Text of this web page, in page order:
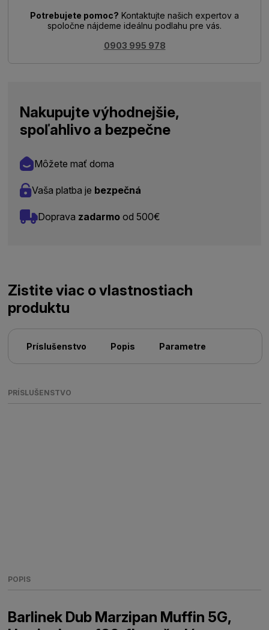
Potrebujete pomoc? Kontaktujte našich expertov a
spoločne nájdeme ideálnu podlahu pre vás.
0903 995 978
Nakupujte výhodnejšie,
spoľahlivo a bezpečne
Môžete mať doma
Vaša platba je bezpečná
Doprava zadarmo od 500€
Zistite viac o vlastnostiach
produktu
Príslušenstvo Popis Parametre
PRÍSLUŠENSTVO
POPIS
Barlinek Dub Marzipan Muffin 5G,